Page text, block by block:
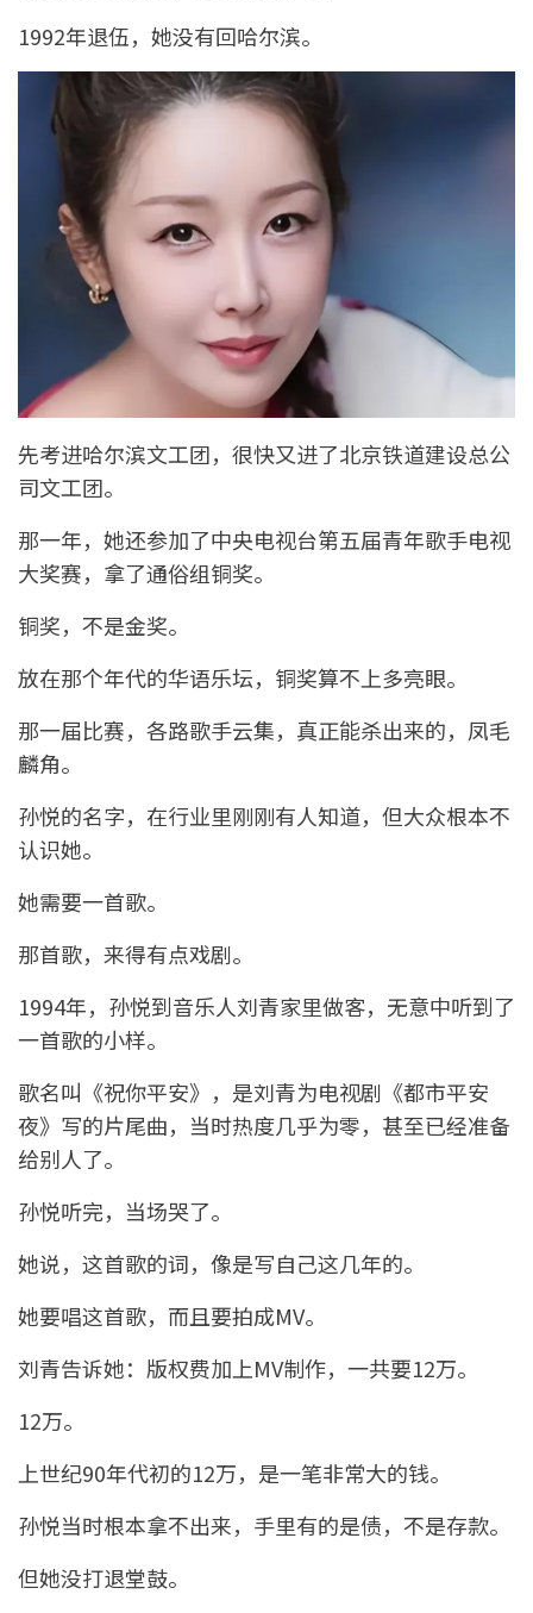
1992年退伍，她没有回哈尔滨。
先考进哈尔滨文工团，很快又进了北京铁道建设总公
司文工团。
那一年，她还参加了中央电视台第五届青年歌手电视
大奖赛，拿了通俗组铜奖。
铜奖，不是金奖。
放在那个年代的华语乐坛，铜奖算不上多亮眼。
那一届比赛，各路歌手云集，真正能杀出来的，凤毛
麟角。
孙悦的名字，在行业里刚刚有人知道，但大众根本不
认识她。
她需要一首歌。
那首歌，来得有点戏剧。
1994年，孙悦到音乐人刘青家里做客，无意中听到了
一首歌的小样。
歌名叫《祝你平安》，是刘青为电视剧《都市平安
夜》写的片尾曲，当时热度几乎为零，甚至已经准备
给别人了。
孙悦听完，当场哭了。
她说，这首歌的词，像是写自己这几年的。
她要唱这首歌，而且要拍成MV。
刘青告诉她：版权费加上MV制作，一共要12万。
12万。
上世纪90年代初的12万，是一笔非常大的钱。
孙悦当时根本拿不出来，手里有的是债，不是存款。
但她没打退堂鼓。